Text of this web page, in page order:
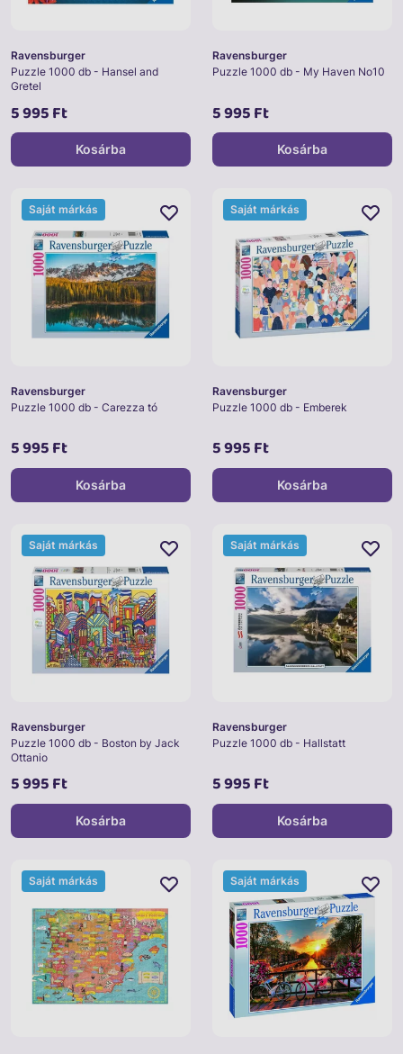
Ravensburger
Puzzle 1000 db - Hansel and
Gretel
5 995 Ft
Kosárba
Ravensburger
Puzzle 1000 db - My Haven No10
5 995 Ft
Kosárba
Ravensburger
Puzzle 1000 db - Carezza tó
5 995 Ft
Saját márkás
Kosárba
Ravensburger
Puzzle 1000 db - Emberek
5 995 Ft
Saját márkás
Kosárba
Ravensburger
Puzzle 1000 db - Boston by Jack
Ottanio
5 995 Ft
Saját márkás
Kosárba
Ravensburger
Puzzle 1000 db - Hallstatt
5 995 Ft
Saját márkás
Kosárba
Saját márkás Saját márkás